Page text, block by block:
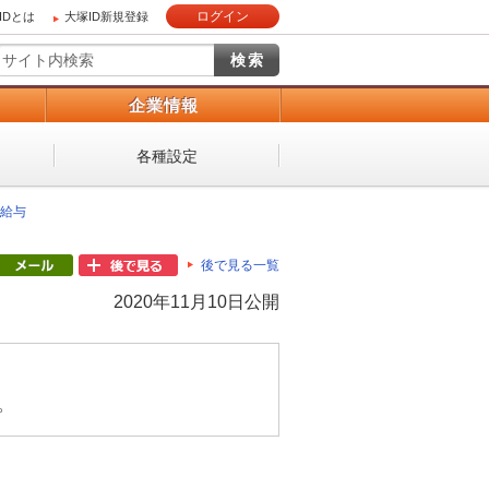
とは 大塚ID新規登録 ログイン
企業情報
各種設定
与
後で見る一覧
2020年11月10日公開